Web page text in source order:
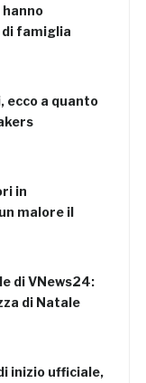
famiglia
ecco a quanto
in
malore il
di VNews24:
di Natale
inizio ufficiale,